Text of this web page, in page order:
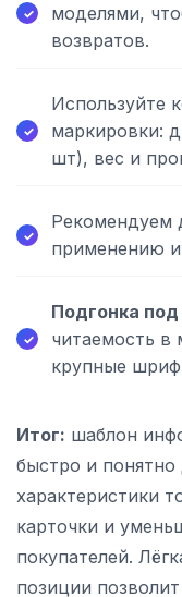
моделями,
возвратов.
Используйте
маркировки:
шт), вес и
Рекомендуем
применению
Подгонка
читаемость в
крупные
Итог: шаблон
быстро и
характеристики
карточки и
покупателей.
позиции